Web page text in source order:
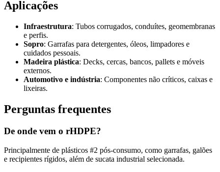
Aplicações
Infraestrutura: Tubos corrugados, conduítes, geomembranas
e perfis.
Sopro: Garrafas para detergentes, óleos, limpadores e
cuidados pessoais.
Madeira plástica: Decks, cercas, bancos, pallets e móveis
externos.
Automotivo e indústria: Componentes não críticos, caixas e
lixeiras.
Perguntas frequentes
De onde vem o rHDPE?
Principalmente de plásticos #2 pós-consumo, como garrafas, galões
e recipientes rígidos, além de sucata industrial selecionada.